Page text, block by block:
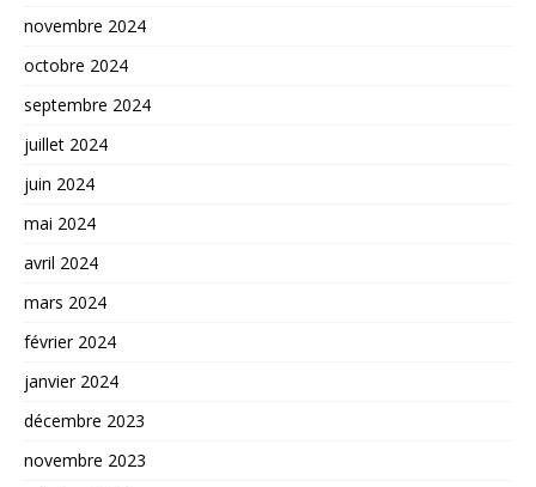
novembre 2024
octobre 2024
septembre 2024
juillet 2024
juin 2024
mai 2024
avril 2024
mars 2024
février 2024
janvier 2024
décembre 2023
novembre 2023